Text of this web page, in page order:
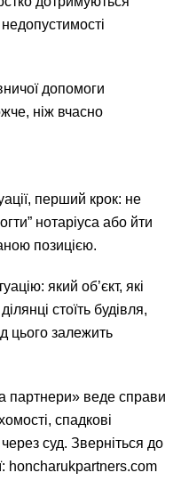
допомоги
ніж вчасно
перший крок: не
нотаріуса або йти
позицією.
який об’єкт, які
стоїть будівля,
цього залежить
партнери» веде справи
спадкові
через суд. Зверніться до
honcharukpartners.com